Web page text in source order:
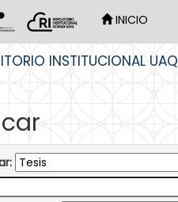
INICIO
INSTITUCIONAL UAQ